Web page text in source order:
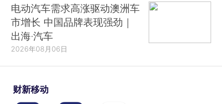
电动汽车需求高涨驱动澳洲车
市增长 中国品牌表现强劲｜
出海·汽车
2026年08月06日
财新移动